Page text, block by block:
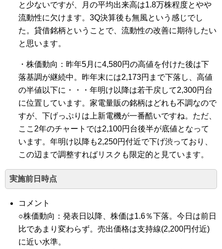
と少ないですが、月の平均出来高は1.8万株程度とやや
流動性に欠けます。3Q決算後も無風という感じでし
た。貸借銘柄ということで、流動性の改善に期待したい
と思います。
・株価動向：昨年5月に4,580円の高値を付けた後は下
落基調が継続中。昨年末には2,173円まで下落し、高値
の半値以下に・・・年明け以降は若干戻して2,300円台
に位置しています。家電量販の銘柄はどれも不調なので
すが、下げっぷりは上新電機が一番酷いですね。ただ、
ここ2年のチャートでは2,100円台後半が底値となって
います。年明け以降も2,250円付近で下げ渋っており、
この辺まで調整すればリスクも限定的と見ています。
実施前日時点
コメント
○株価動向：発表日以降、株価は1.6％下落。今日は前日
比であまり変わらず。売出価格は支持線(2,200円付近)
に近い水準。